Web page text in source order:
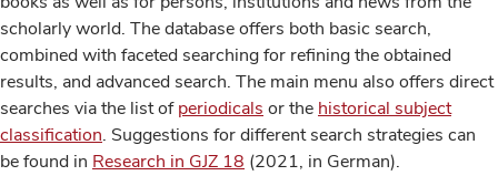
scholarly world. The database offers both basic search,
combined with faceted searching for refining the obtained
results, and advanced search. The main menu also offers direct
searches via the list ofperiodicals or the historical subject
classification. Suggestions for different search strategies can
be found in Research in GJZ 18 (2021, in German).